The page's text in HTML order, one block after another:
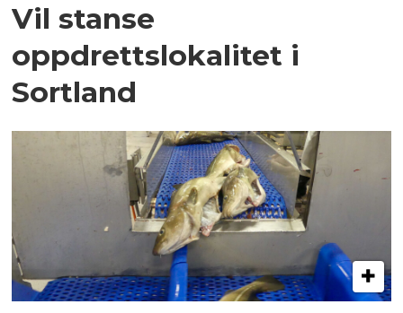
Vil stanse
oppdrettslokalitet i
Sortland